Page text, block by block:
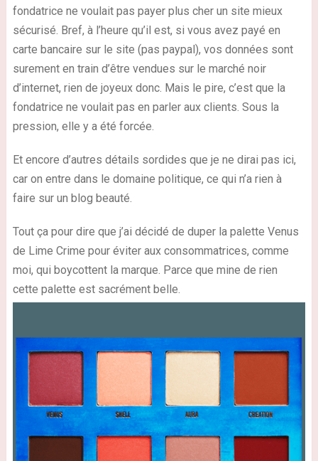
fondatrice ne voulait pas payer plus cher un site mieux
sécurisé. Bref, à l’heure qu’il est, si vous avez payé en
carte bancaire sur le site (pas paypal), vos données sont
surement en train d’être vendues sur le marché noir
d’internet, rien de joyeux donc. Mais le pire, c’est que la
fondatrice ne voulait pas en parler aux clients. Sous la
pression, elle y a été forcée.
Et encore d’autres détails sordides que je ne dirai pas ici,
car on entre dans le domaine politique, ce qui n’a rien à
faire sur un blog beauté.
Tout ça pour dire que j’ai décidé de duper la palette Venus
de Lime Crime pour éviter aux consommatrices, comme
moi, qui boycottent la marque. Parce que mine de rien
cette palette est sacrément belle.